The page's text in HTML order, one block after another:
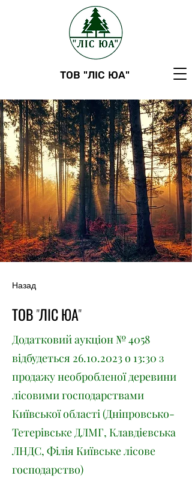
ТОВ "ЛІС ЮА"
Назад
ТОВ "ЛІС ЮА"
Додатковий аукціон № 4058
відбудеться 26.10.2023о 13:30 з
продажу необробленої деревини
лісовими господарствами
Київської області (Дніпровсько-
Тетерівське ДЛМГ, Клавдієвська
ЛНДС, Філія Київське лісове
господарство)